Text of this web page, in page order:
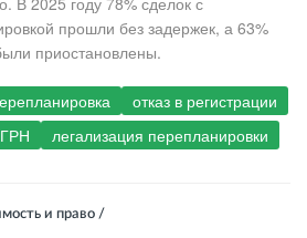
прошли без задержек, а 63%
приостановлены.
отказ в регистрации
легализация перепланировки
и право /